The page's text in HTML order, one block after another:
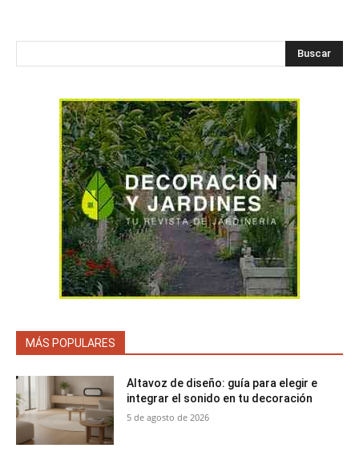
Buscar
MÁS POPULARES
Altavoz de diseño: guía para elegir e
integrar el sonido en tu decoración
5 de agosto de 2026